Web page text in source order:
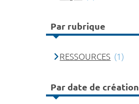
Par rubrique
RESSOURCES (1)
Par date de création